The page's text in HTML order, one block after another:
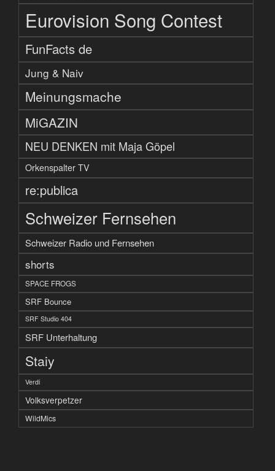
Eurovision Song Contest
FunFacts de
Jung & Naiv
Meinungsmache
MiGAZIN
NEU DENKEN mit Maja Göpel
Orkenspalter TV
re:publica
Schweizer Fernsehen
Schweizer Radio und Fernsehen
shorts
SPACE FROGS
SRF Bounce
SRF Studio 404
SRF Unterhaltung
Staiy
Verdi
Volksverpetzer
WildMics